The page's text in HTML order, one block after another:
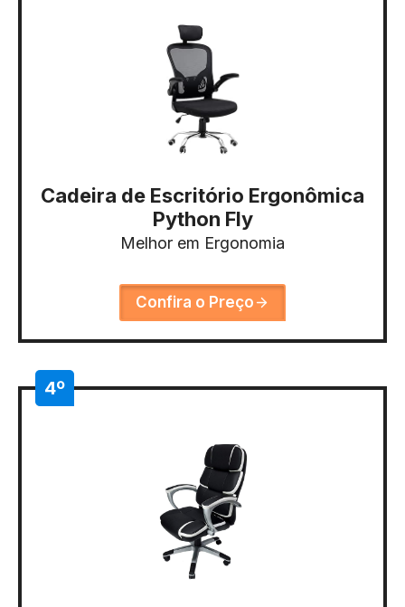
Cadeira de Escritório Ergonômica
Python Fly
Melhor em Ergonomia
Confira o Preço
4º